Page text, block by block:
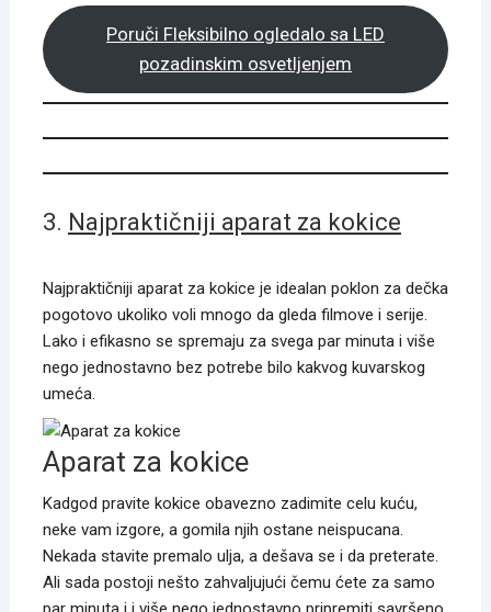
Poruči Fleksibilno ogledalo sa LED
pozadinskim osvetljenjem
3. Najpraktičniji aparat za kokice
Najpraktičniji aparat za kokice je idealan poklon za dečka
pogotovo ukoliko voli mnogo da gleda filmove i serije.
Lako i efikasno se spremaju za svega par minuta i više
nego jednostavno bez potrebe bilo kakvog kuvarskog
umeća.
Aparat za kokice
Kadgod pravite kokice obavezno zadimite celu kuću,
neke vam izgore, a gomila njih ostane neispucana.
Nekada stavite premalo ulja, a dešava se i da preterate.
Ali sada postoji nešto zahvaljujući čemu ćete za samo